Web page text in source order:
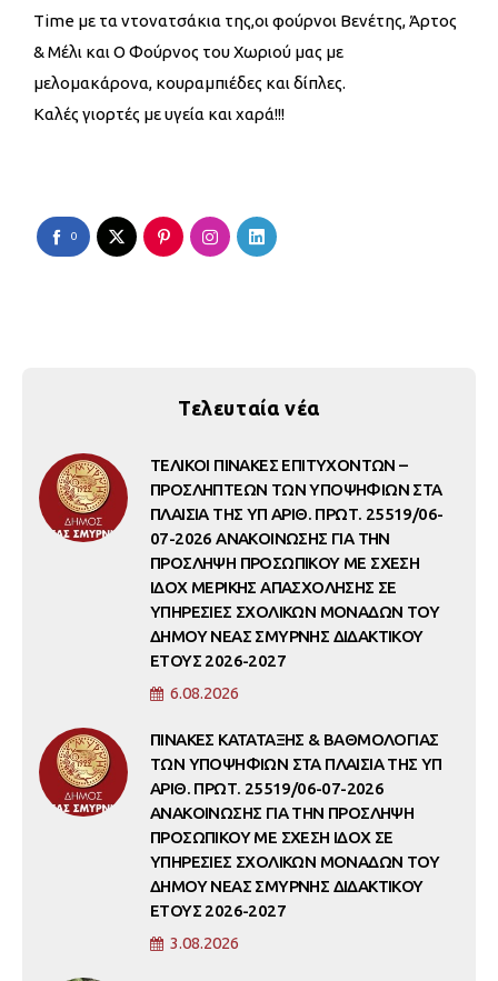
Time με τα ντονατσάκια της,οι φούρνοι Βενέτης, Άρτος
& Μέλι και Ο Φούρνος του Χωριού μας με
μελομακάρονα, κουραμπιέδες και δίπλες.
Καλές γιορτές με υγεία και χαρά!!!
0
Τελευταία νέα
ΤΕΛΙΚΟΙ ΠΙΝΑΚΕΣ ΕΠΙΤΥΧΟΝΤΩΝ –
ΠΡΟΣΛΗΠΤΕΩΝ ΤΩΝ ΥΠΟΨΗΦΙΩΝ ΣΤΑ
ΠΛΑΙΣΙΑ ΤΗΣ ΥΠ ΑΡΙΘ. ΠΡΩΤ. 25519/06-
07-2026 ΑΝΑΚΟΙΝΩΣΗΣ ΓΙΑ ΤΗΝ
ΠΡΟΣΛΗΨΗ ΠΡΟΣΩΠΙΚΟΥ ΜΕ ΣΧΕΣΗ
ΙΔΟΧ ΜΕΡΙΚΗΣ ΑΠΑΣΧΟΛΗΣΗΣ ΣΕ
ΥΠΗΡΕΣΙΕΣ ΣΧΟΛΙΚΩΝ ΜΟΝΑΔΩΝ ΤΟΥ
ΔΗΜΟΥ ΝΕΑΣ ΣΜΥΡΝΗΣ ΔΙΔΑΚΤΙΚΟΥ
ΕΤΟΥΣ 2026-2027
6.08.2026
ΠΙΝΑΚΕΣ ΚΑΤΑΤΑΞΗΣ & ΒΑΘΜΟΛΟΓΙΑΣ
ΤΩΝ ΥΠΟΨΗΦΙΩΝ ΣΤΑ ΠΛΑΙΣΙΑ ΤΗΣ ΥΠ
ΑΡΙΘ. ΠΡΩΤ. 25519/06-07-2026
ΑΝΑΚΟΙΝΩΣΗΣ ΓΙΑ ΤΗΝ ΠΡΟΣΛΗΨΗ
ΠΡΟΣΩΠΙΚΟΥ ΜΕ ΣΧΕΣΗ ΙΔΟΧ ΣΕ
ΥΠΗΡΕΣΙΕΣ ΣΧΟΛΙΚΩΝ ΜΟΝΑΔΩΝ ΤΟΥ
ΔΗΜΟΥ ΝΕΑΣ ΣΜΥΡΝΗΣ ΔΙΔΑΚΤΙΚΟΥ
ΕΤΟΥΣ 2026-2027
3.08.2026